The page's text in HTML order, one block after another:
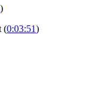
)
(0:03:51)